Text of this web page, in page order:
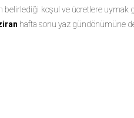
belirlediği koşul ve ücretlere
hafta sonu yaz gündönümüne